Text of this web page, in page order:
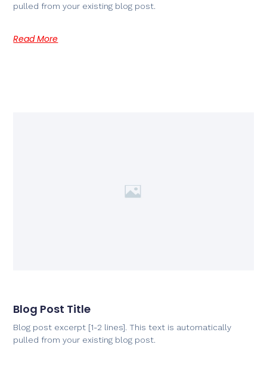
pulled from your existing blog post.
Read More
Blog Post Title
Blog post excerpt [1-2 lines]. This text is automatically
pulled from your existing blog post.